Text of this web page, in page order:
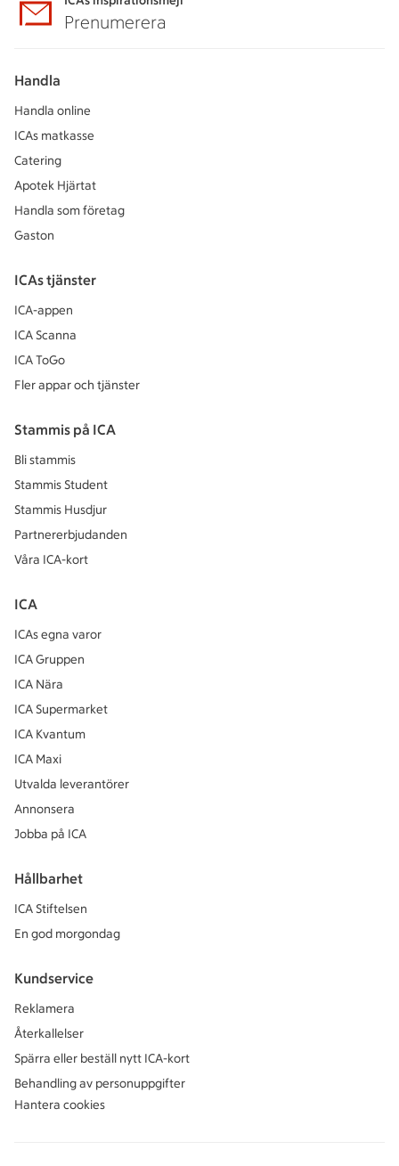
Prenumerera
Handla
Handla online
ICAs matkasse
Catering
Apotek Hjärtat
Handla som företag
Gaston
ICAs tjänster
ICA-appen
ICA Scanna
ICA ToGo
Fler appar och tjänster
Stammis på ICA
Bli stammis
Stammis Student
Stammis Husdjur
Partnererbjudanden
Våra ICA-kort
ICA
ICAs egna varor
ICA Gruppen
ICA Nära
ICA Supermarket
ICA Kvantum
ICA Maxi
Utvalda leverantörer
Annonsera
Jobba på ICA
Hållbarhet
ICA Stiftelsen
En god morgondag
Kundservice
Reklamera
Återkallelser
Spärra eller beställ nytt ICA-kort
Behandling av personuppgifter
Hantera cookies